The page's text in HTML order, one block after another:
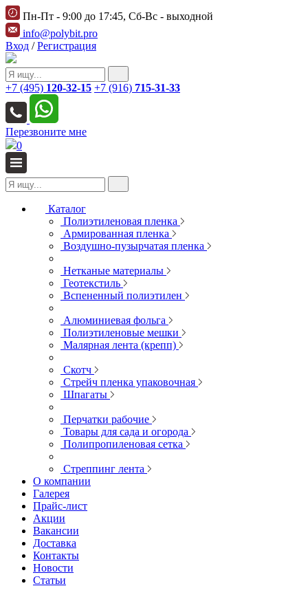
Пн-Пт - 9:00 до 17:45, Сб-Вс - выходной
info@polybit.pro
Вход /Регистрация
+7 (495) 120-32-15 +7 (916) 715-31-33
Перезвоните мне
0
Каталог
Полиэтиленовая пленка
Армированная пленка
Воздушно-пузырчатая пленка
Нетканые материалы
Геотекстиль
Вспененный полиэтилен
Алюминиевая фольга
Полиэтиленовые мешки
Малярная лента (крепп)
Скотч
Стрейч пленка упаковочная
Шпагаты
Перчатки рабочие
Товары для сада и огорода
Полипропиленовая сетка
Стреппинг лента
О компании
Галерея
Прайс-лист
Акции
Вакансии
Доставка
Контакты
Новости
Статьи